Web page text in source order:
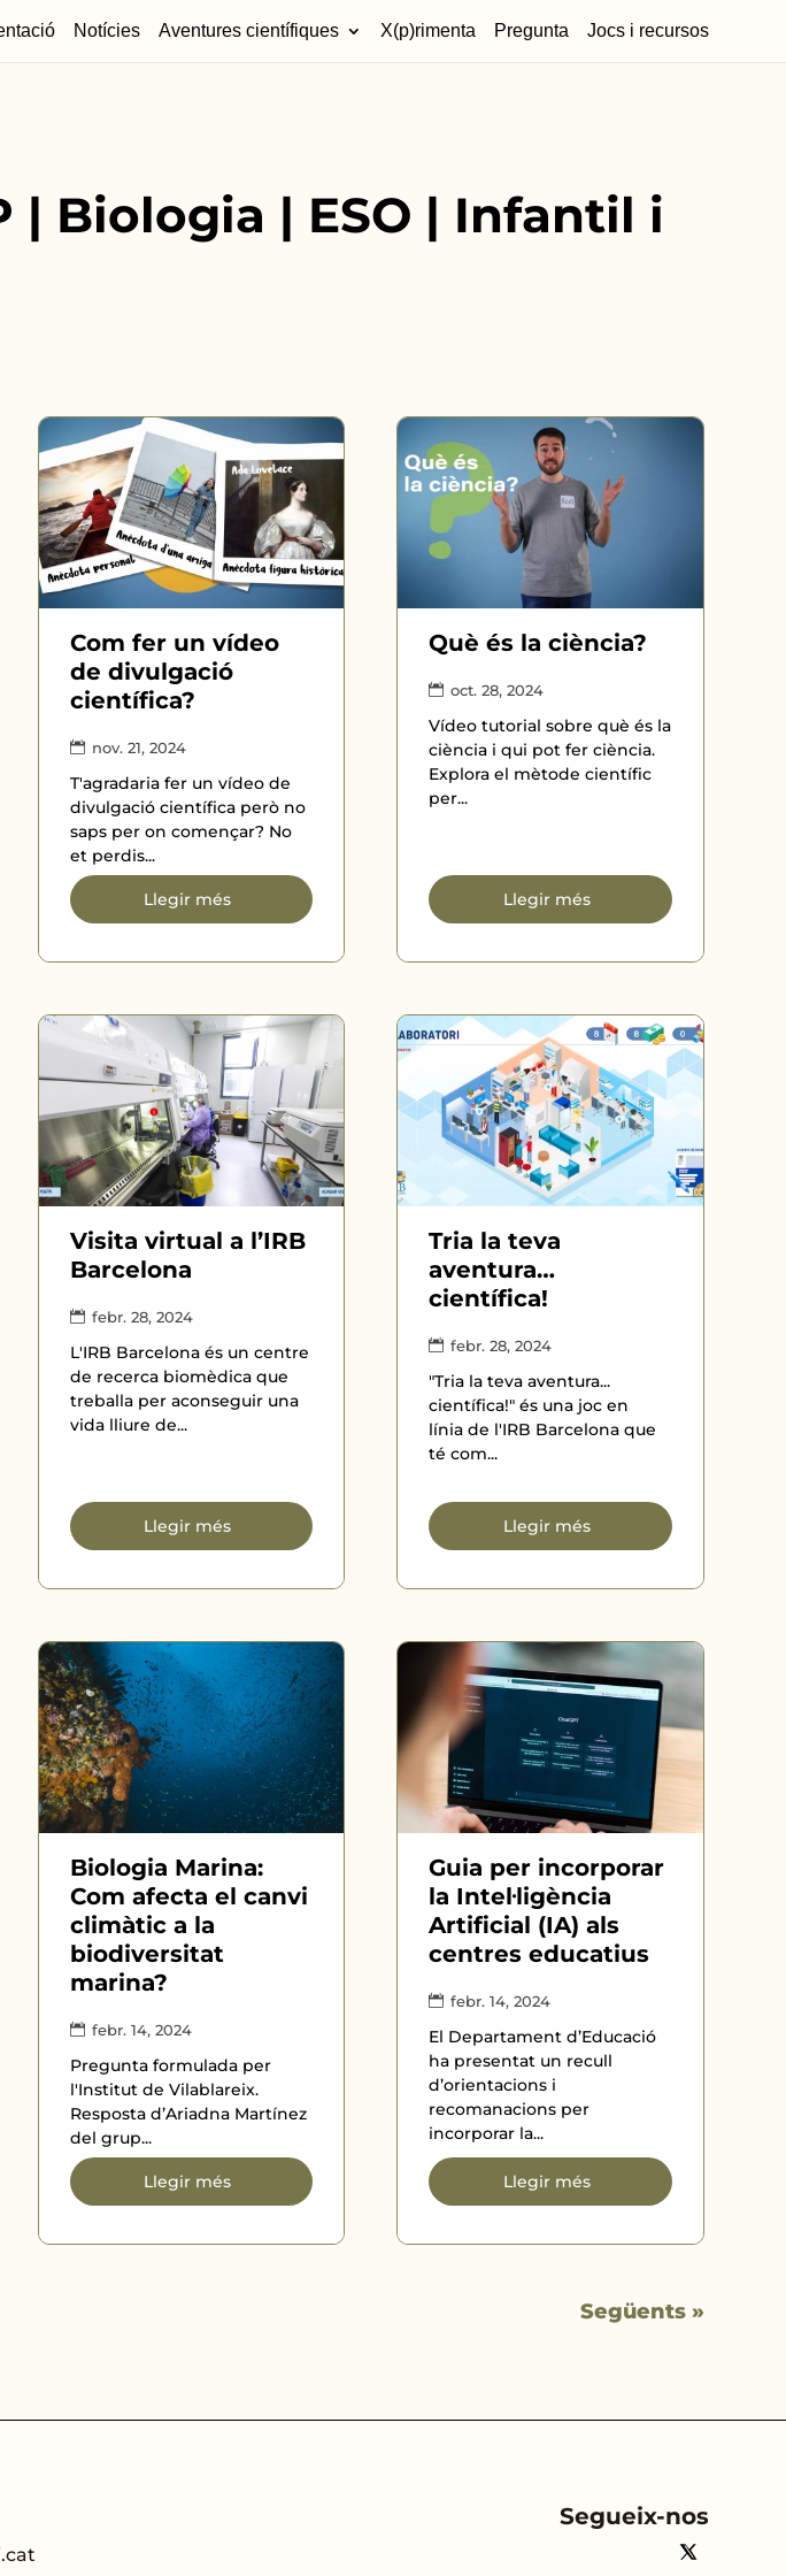
Notícies Aventures científiques X(p)rimenta Pregunta Jocs i recursos
| Biologia | ESO | Infantil i
Com fer un vídeo
de divulgació
científica?
nov. 21, 2024
T'agradaria fer un vídeo de
divulgació científica però no
saps per on començar? No
et perdis...
Llegir més
Què és la ciència?
oct. 28, 2024
Vídeo tutorial sobre què és la
ciència i qui pot fer ciència.
Explora el mètode científic
per...
Llegir més
Visita virtual a l’IRB
Barcelona
febr. 28, 2024
L'IRB Barcelona és un centre
de recerca biomèdica que
treballa per aconseguir una
vida lliure de...
Llegir més
Tria la teva
aventura…
científica!
febr. 28, 2024
"Tria la teva aventura...
científica!" és una joc en
línia de l'IRB Barcelona que
té com...
Llegir més
Biologia Marina:
Com afecta el canvi
climàtic a la
biodiversitat
marina?
febr. 14, 2024
Pregunta formulada per
l'Institut de Vilablareix.
Resposta d’Ariadna Martínez
del grup...
Llegir més
Guia per incorporar
la Intel·ligència
Artificial (IA) als
centres educatius
febr. 14, 2024
El Departament d’Educació
ha presentat un recull
d’orientacions i
recomanacions per
incorporar la...
Llegir més
Següents »
Segueix-nos